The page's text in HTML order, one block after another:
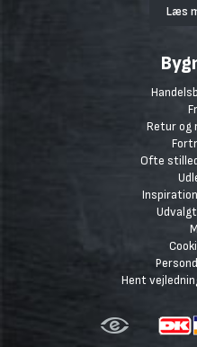
Læs
Retur og
Ofte
Hent